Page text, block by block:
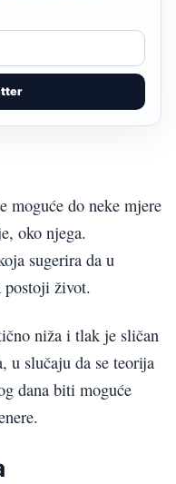
moguće do neke mjere
oko njega.
sugerira da u
postoji život.
niža i tlak je sličan
u slučaju da se teorija
dana biti moguće